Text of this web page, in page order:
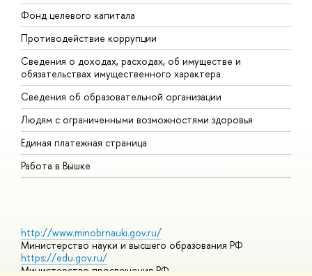
Фонд целевого капитала
Противодействие коррупции
Сведения о доходах, расходах, об имуществе и
обязательствах имущественного характера
Сведения об образовательной организации
Людям с ограниченными возможностями здоровья
Единая платежная страница
Работа в Вышке
http://www.minobrnauki.gov.ru/
Министерство науки и высшего образования РФ
https://edu.gov.ru/
Министерство просвещения РФ